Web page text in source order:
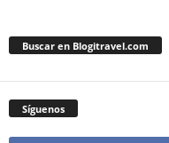
Buscar en Blogitravel.com
Síguenos